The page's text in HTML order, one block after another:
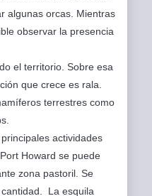
algunas orcas. Mientras
observar la presencia
el territorio. Sobre esa
que crece es rala.
terrestres como
actividades
Howard se puede
zona pastoril. Se
La esquila